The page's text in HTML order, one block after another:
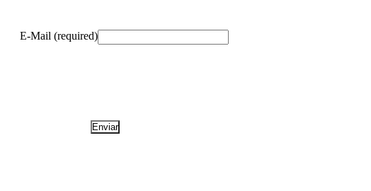
E-Mail (required)